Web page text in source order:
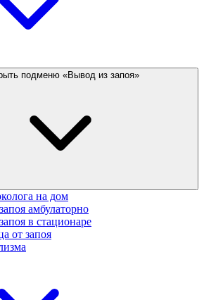
подменю «Вывод из запоя»
на дом
амбулаторно
в стационаре
от запоя